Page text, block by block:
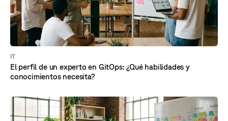
IT
El perfil de un experto en GitOps: ¿Qué habilidades y
conocimientos necesita?